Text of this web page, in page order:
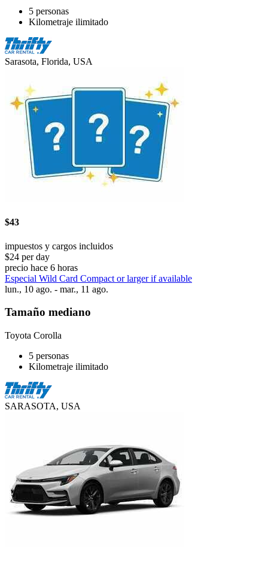
5 personas
Kilometraje ilimitado
Sarasota, Florida, USA
$43
impuestos y cargos incluidos
$24 per day
precio hace 6 horas
Especial Wild Card Compact or larger if available
lun., 10 ago. - mar., 11 ago.
Tamaño mediano
Toyota Corolla
5 personas
Kilometraje ilimitado
SARASOTA, USA